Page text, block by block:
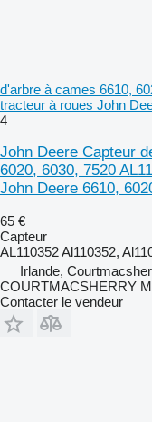
d'arbre à cames 6610,
tracteur à roues John
4
John Deere Capteur
6020, 6030, 7520
John Deere 6610,
65 €
Capteur
AL110352 Al110352,
Irlande,
COURTMACSHERRY
Contacter le vendeur